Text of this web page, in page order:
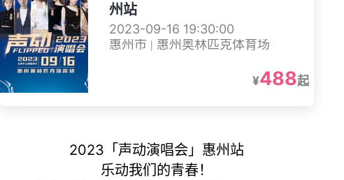
州站
2023-09-16 19:30:00
惠州市 | 惠州奥林匹克体育场
¥488起
2023「声动演唱会」惠州站
乐动我们的青春！